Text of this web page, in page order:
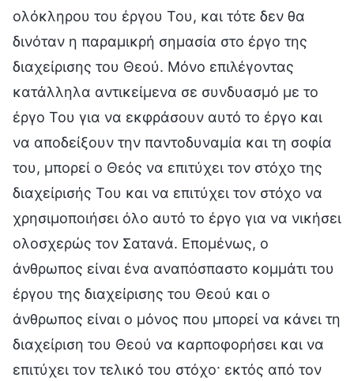
ολόκληρου του έργου Του, και τότε δεν θα
δινόταν η παραμικρή σημασία στο έργο της
διαχείρισης του Θεού. Μόνο επιλέγοντας
κατάλληλα αντικείμενα σε συνδυασμό με το
έργο Του για να εκφράσουν αυτό το έργο και
να αποδείξουν την παντοδυναμία και τη σοφία
του, μπορεί ο Θεός να επιτύχει τον στόχο της
διαχείρισής Του και να επιτύχει τον στόχο να
χρησιμοποιήσει όλο αυτό το έργο για να νικήσει
ολοσχερώς τον Σατανά. Επομένως, ο
άνθρωπος είναι ένα αναπόσπαστο κομμάτι του
έργου της διαχείρισης του Θεού και ο
άνθρωπος είναι ο μόνος που μπορεί να κάνει τη
διαχείριση του Θεού να καρποφορήσει και να
επιτύχει τον τελικό του στόχο· εκτός από τον